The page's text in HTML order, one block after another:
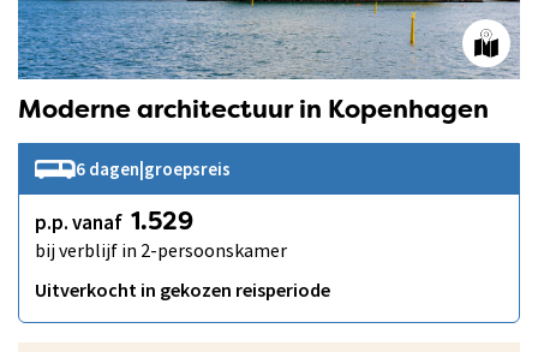
Moderne architectuur in Kopenhagen
6 dagen|groepsreis
p.p. vanaf 1.529
bij verblijf in 2-persoonskamer
Uitverkocht in gekozen reisperiode